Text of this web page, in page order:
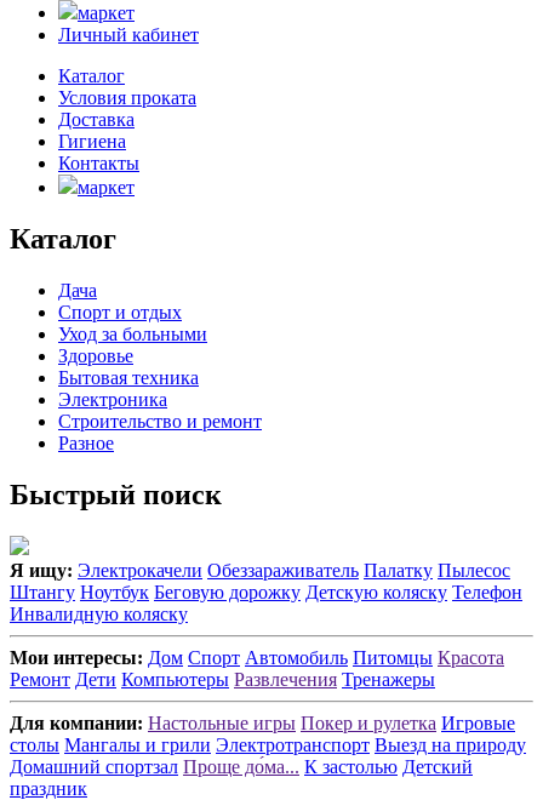
маркет
Личный кабинет
Каталог
Условия проката
Доставка
Гигиена
Контакты
маркет
Каталог
Дача
Спорт и отдых
Уход за больными
Здоровье
Бытовая техника
Электроника
Строительство и ремонт
Разное
Быстрый поиск
Я ищу: Электрокачели Обеззараживатель Палатку Пылесос
Штангу Ноутбук Беговую дорожку Детскую коляску Телефон
Инвалидную коляску
Мои интересы: Дом Спорт Автомобиль Питомцы Красота
Ремонт Дети Компьютеры Развлечения Тренажеры
Для компании: Настольные игры Покер и рулетка Игровые
столы Мангалы и грили Электротранспорт Выезд на природу
Домашний спортзал Проще до́ма... К застолью Детский
праздник